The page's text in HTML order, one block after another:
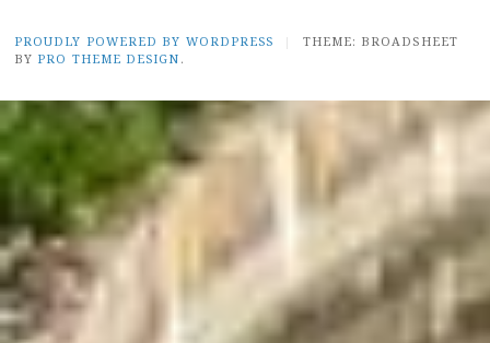
PROUDLY POWERED BY WORDPRESS |
THEME: BROADSHEET
BY PRO THEME DESIGN .